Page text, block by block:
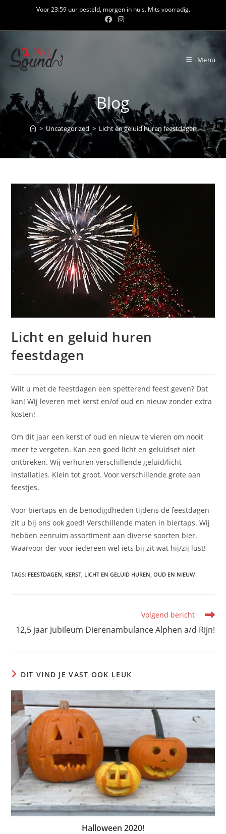
inhoud
Voor 23:59 uur besteld, morgen in huis. Mits voorradig.
Menu
Blog
> Uncategorized > Licht en geluid huren feestdagen
Licht en geluid huren
feestdagen
Wilt u met de feestdagen een spetterend feest geven? Dat
kan! Wij leveren met kerst en/of oud en nieuw zonder extra
kosten!
Om dit jaar een kerst of oud en nieuw te vieren om nooit
meer te vergeten. Kan een goed licht en geluidset niet
ontbreken. Wij verhuren verschillende geluid/licht
installaties. Klein tot groot. Voor verschillende grote aan
feestjes.
Voor biertaps en de benodigdheden tijdens de feestdagen
zit u bij ons ook goed! Verschillende maten in biertaps. Wij
hebben eenruim assortiment aan diverse soorten bier.
Waarvoor der voor iedereen wel iets bij zit wat hij/zij lust!
TAGS: FEESTDAGEN KERST LICHT EN GELUID HUREN OUD EN NIEUW
artikelen
Volgend bericht
12,5 jaar Jubileum Dierenambulance Alphen a/d Rijn!
DIT VIND JE VAST OOK LEUK
Halloween 2020!